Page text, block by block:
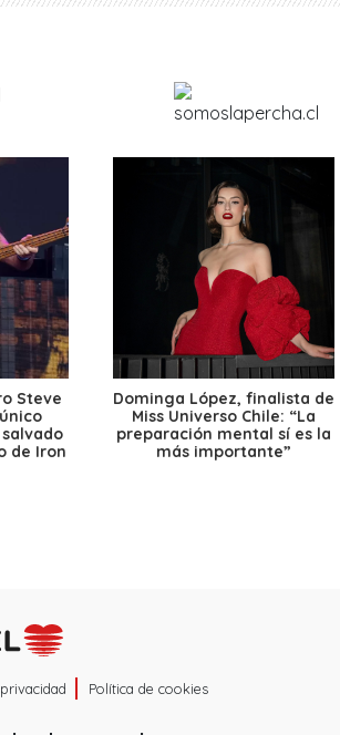
Steve
de Iron
Dominga López, finalista de
Miss Universo Chile: “La
preparación mental sí es la
más importante”
Política de cookies